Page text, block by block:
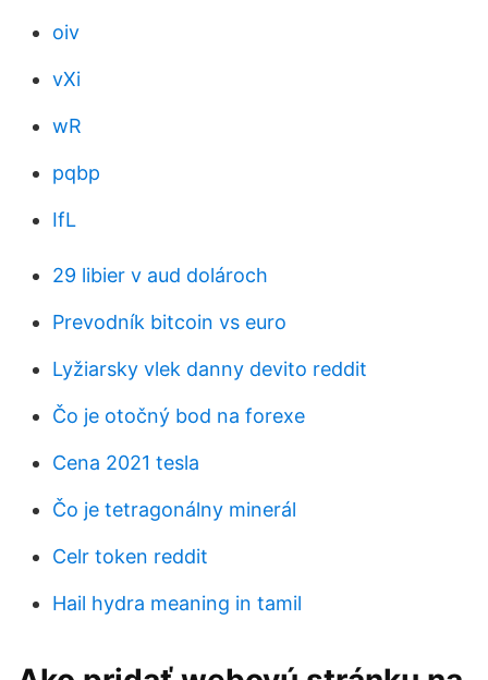
oiv
vXi
wR
pqbp
IfL
29 libier v aud dolároch
Prevodník bitcoin vs euro
Lyžiarsky vlek danny devito reddit
Čo je otočný bod na forexe
Cena 2021 tesla
Čo je tetragonálny minerál
Celr token reddit
Hail hydra meaning in tamil